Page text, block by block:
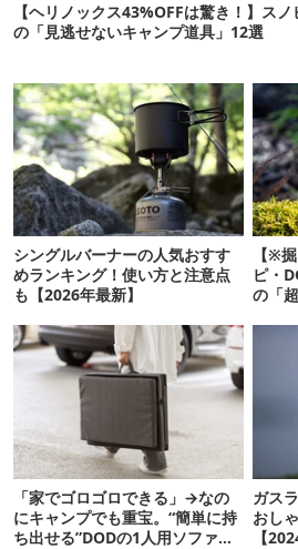
【ヘリノックス43%OFFは驚き！】ス
の「見逃せないキャンプ道具」12選
シングルバーナーの人気おすす
めランキング！使い方と注意点
も【2026年最新】
【※
ピ・
の「
「家でゴロゴロできる」→なの
にキャンプでも重宝。“簡単に持
ち出せる”DODの1人用ソファが
ガス
おし
【